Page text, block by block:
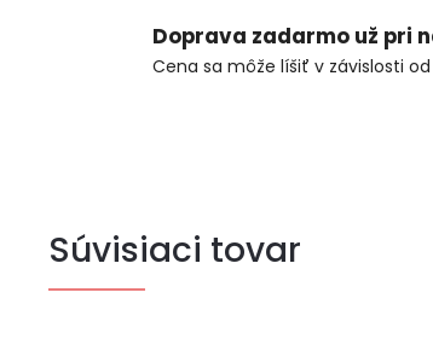
Doprava zadarmo už pri
Cena sa môže líšiť v závislosti
Súvisiaci tovar